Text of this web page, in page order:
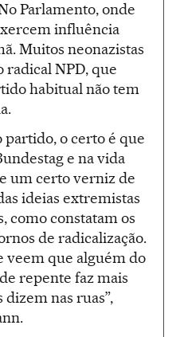
Parlamento, onde
influência
Muitos neonazistas
radical NPD, que
habitual não tem
partido, o certo é que
e na vida
um certo verniz de
ideias extremistas
como constatam os
de radicalização.
veem que alguém do
repente faz mais
nas ruas”,